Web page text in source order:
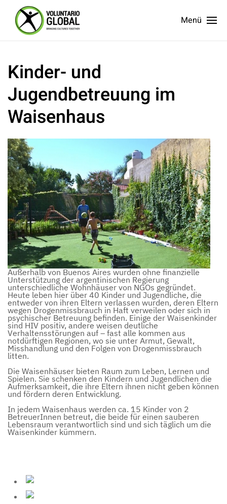
Menü
Kinder- und
Jugendbetreuung im
Waisenhaus
Außerhalb von Buenos Aires wurden ohne finanzielle
Unterstützung der argentinischen Regierung
unterschiedliche Wohnhäuser von NGOs gegründet.
Heute leben hier über 40 Kinder und Jugendliche, die
entweder von ihren Eltern verlassen wurden, deren Eltern
wegen Drogenmissbrauch in Haft verweilen oder sich in
psychischer Betreuung befinden. Einige der Waisenkinder
sind HIV positiv, andere weisen deutliche
Verhaltensstörungen auf – fast alle kommen aus
notdürftigen Regionen, wo sie unter Armut, Gewalt,
Misshandlung und den Folgen von Drogenmissbrauch
litten.
Die Waisenhäuser bieten Raum zum Leben, Lernen und
Spielen. Sie schenken den Kindern und Jugendlichen die
Aufmerksamkeit, die ihre Eltern ihnen nicht geben können
und fördern deren Entwicklung.
In jedem Waisenhaus werden ca. 15 Kinder von 2
BetreuerInnen betreut, die beide für einen sauberen
Lebensraum verantwortlich sind und sich täglich um die
Waisenkinder kümmern.